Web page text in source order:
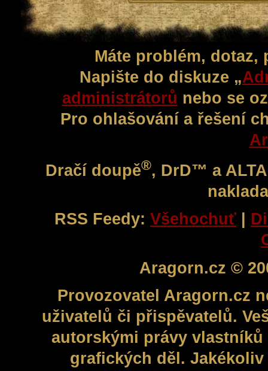
Máte problém,
Napište do diskuze „
administrátorů nebo se
Pro ohlašování a řešení
Dračí doupě®, DrD™ a
RSS Feedy: Všehochuť
Aragorn.cz ©
Provozovatel Aragorn.cz
uživatelů či přispěvatelů.
autorskými právy
grafických děl.